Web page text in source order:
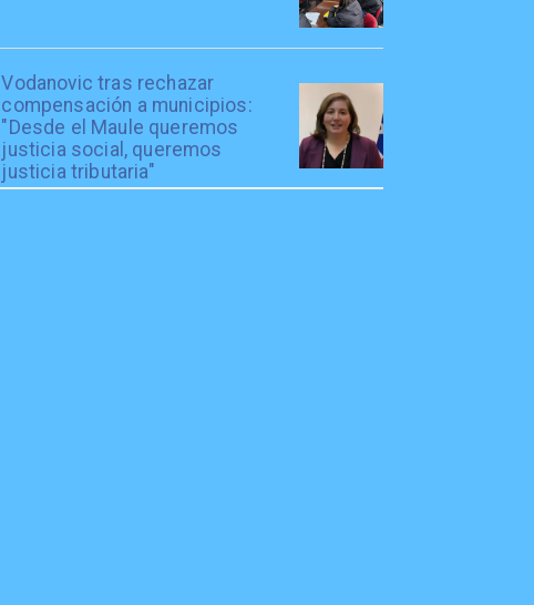
Vodanovic tras rechazar
compensación a municipios:
"Desde el Maule queremos
justicia social, queremos
justicia tributaria"